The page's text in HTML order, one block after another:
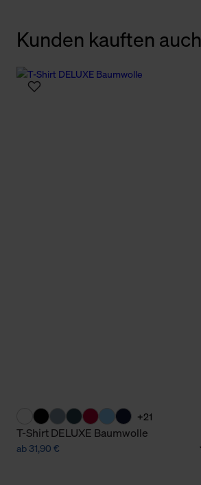
Kunden kauften auch
+21
T-Shirt DELUXE Baumwolle
ab 31,90 €